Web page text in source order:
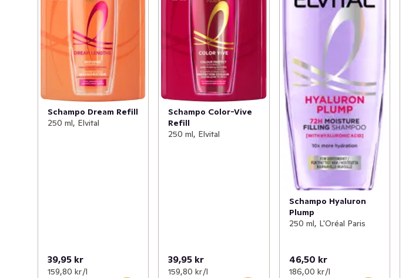
Schampo Dream Refill
250 ml, Elvital
39,95 kr
159,80 kr /l
Schampo Color-Vive
Refill
250 ml, Elvital
39,95 kr
159,80 kr /l
Schampo Hyaluron
Plump
250 ml, L'Oréal Paris
46,50 kr
186,00 kr /l